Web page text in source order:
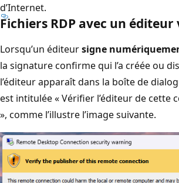
d’Internet.
Fichiers RDP avec un
Lorsqu’un éditeursigne
la signature confirme qui l’a créée ou
l’éditeur apparaît dans la boîte de
est intitulée « Vérifier l’éditeur de cette
», comme l’illustre l’image suivante.